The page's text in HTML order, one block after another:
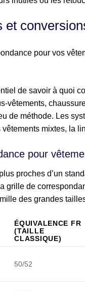
et
de savoir à quoi
vêtements,
de méthode. Les
mixtes, la
pour
proches d’un
grille de
des grandes
ÉQUIVALENCE FR
(TAILLE
CLASSIQUE)
50/52